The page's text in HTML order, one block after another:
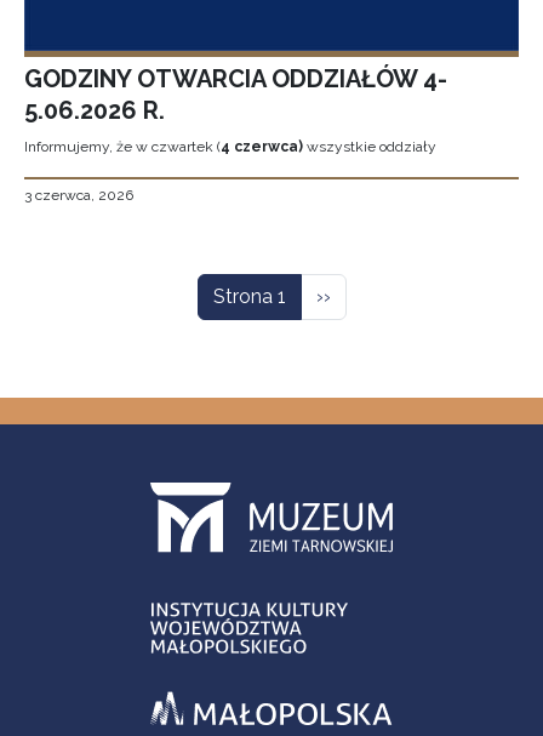
GODZINY OTWARCIA ODDZIAŁÓW 4-
5.06.2026 R.
Informujemy, że w czwartek (4 czerwca) wszystkie oddziały
3 czerwca, 2026
Strona 1 Następna strona
››